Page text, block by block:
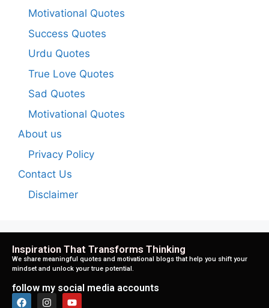
Motivational Quotes
Success Quotes
Urdu Quotes
True Love Quotes
Sad Quotes
Motivational Quotes
About us
Privacy Policy
Contact Us
Disclaimer
Inspiration That Transforms Thinking
We share meaningful quotes and motivational blogs that help you shift your
mindset and unlock your true potential.
follow my social media accounts